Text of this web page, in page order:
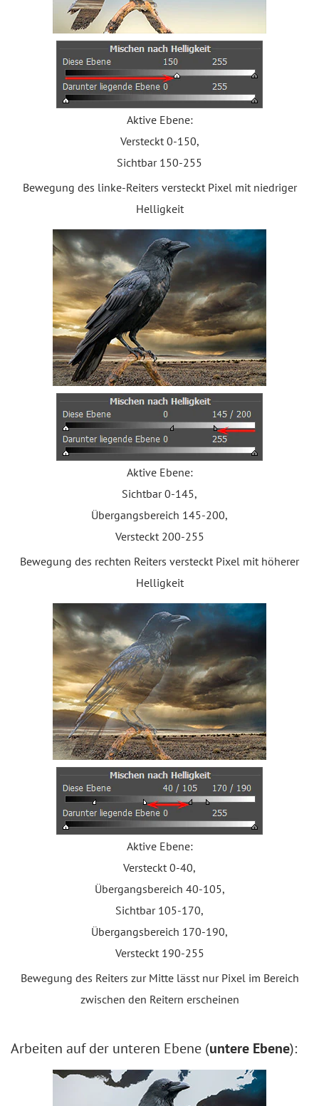
Aktive Ebene:
Versteckt 0-150,
Sichtbar 150-255
Bewegung des linke-Reiters versteckt Pixel mit niedriger
Helligkeit
Aktive Ebene:
Sichtbar 0-145,
Übergangsbereich 145-200,
Versteckt 200-255
Bewegung des rechten Reiters versteckt Pixel mit höherer
Helligkeit
Aktive Ebene:
Versteckt 0-40,
Übergangsbereich 40-105,
Sichtbar 105-170,
Übergangsbereich 170-190,
Versteckt 190-255
Bewegung des Reiters zur Mitte lässt nur Pixel im Bereich
zwischen den Reitern erscheinen
Arbeiten auf der unteren Ebene (untere Ebene):